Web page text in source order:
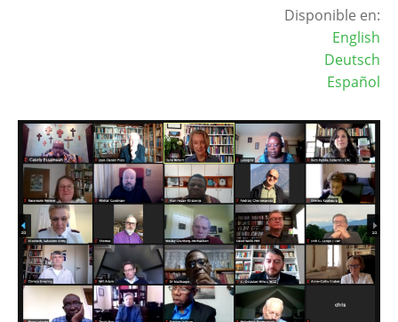
Disponible en:
English
Deutsch
Español
Image